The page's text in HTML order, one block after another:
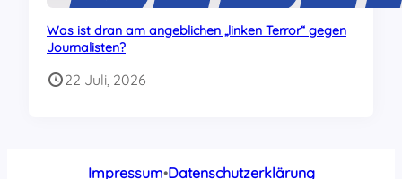
Was ist dran am angeblichen „linken Terror“ gegen
Journalisten?
22 Juli, 2026
Impressum•Datenschutzerklärung